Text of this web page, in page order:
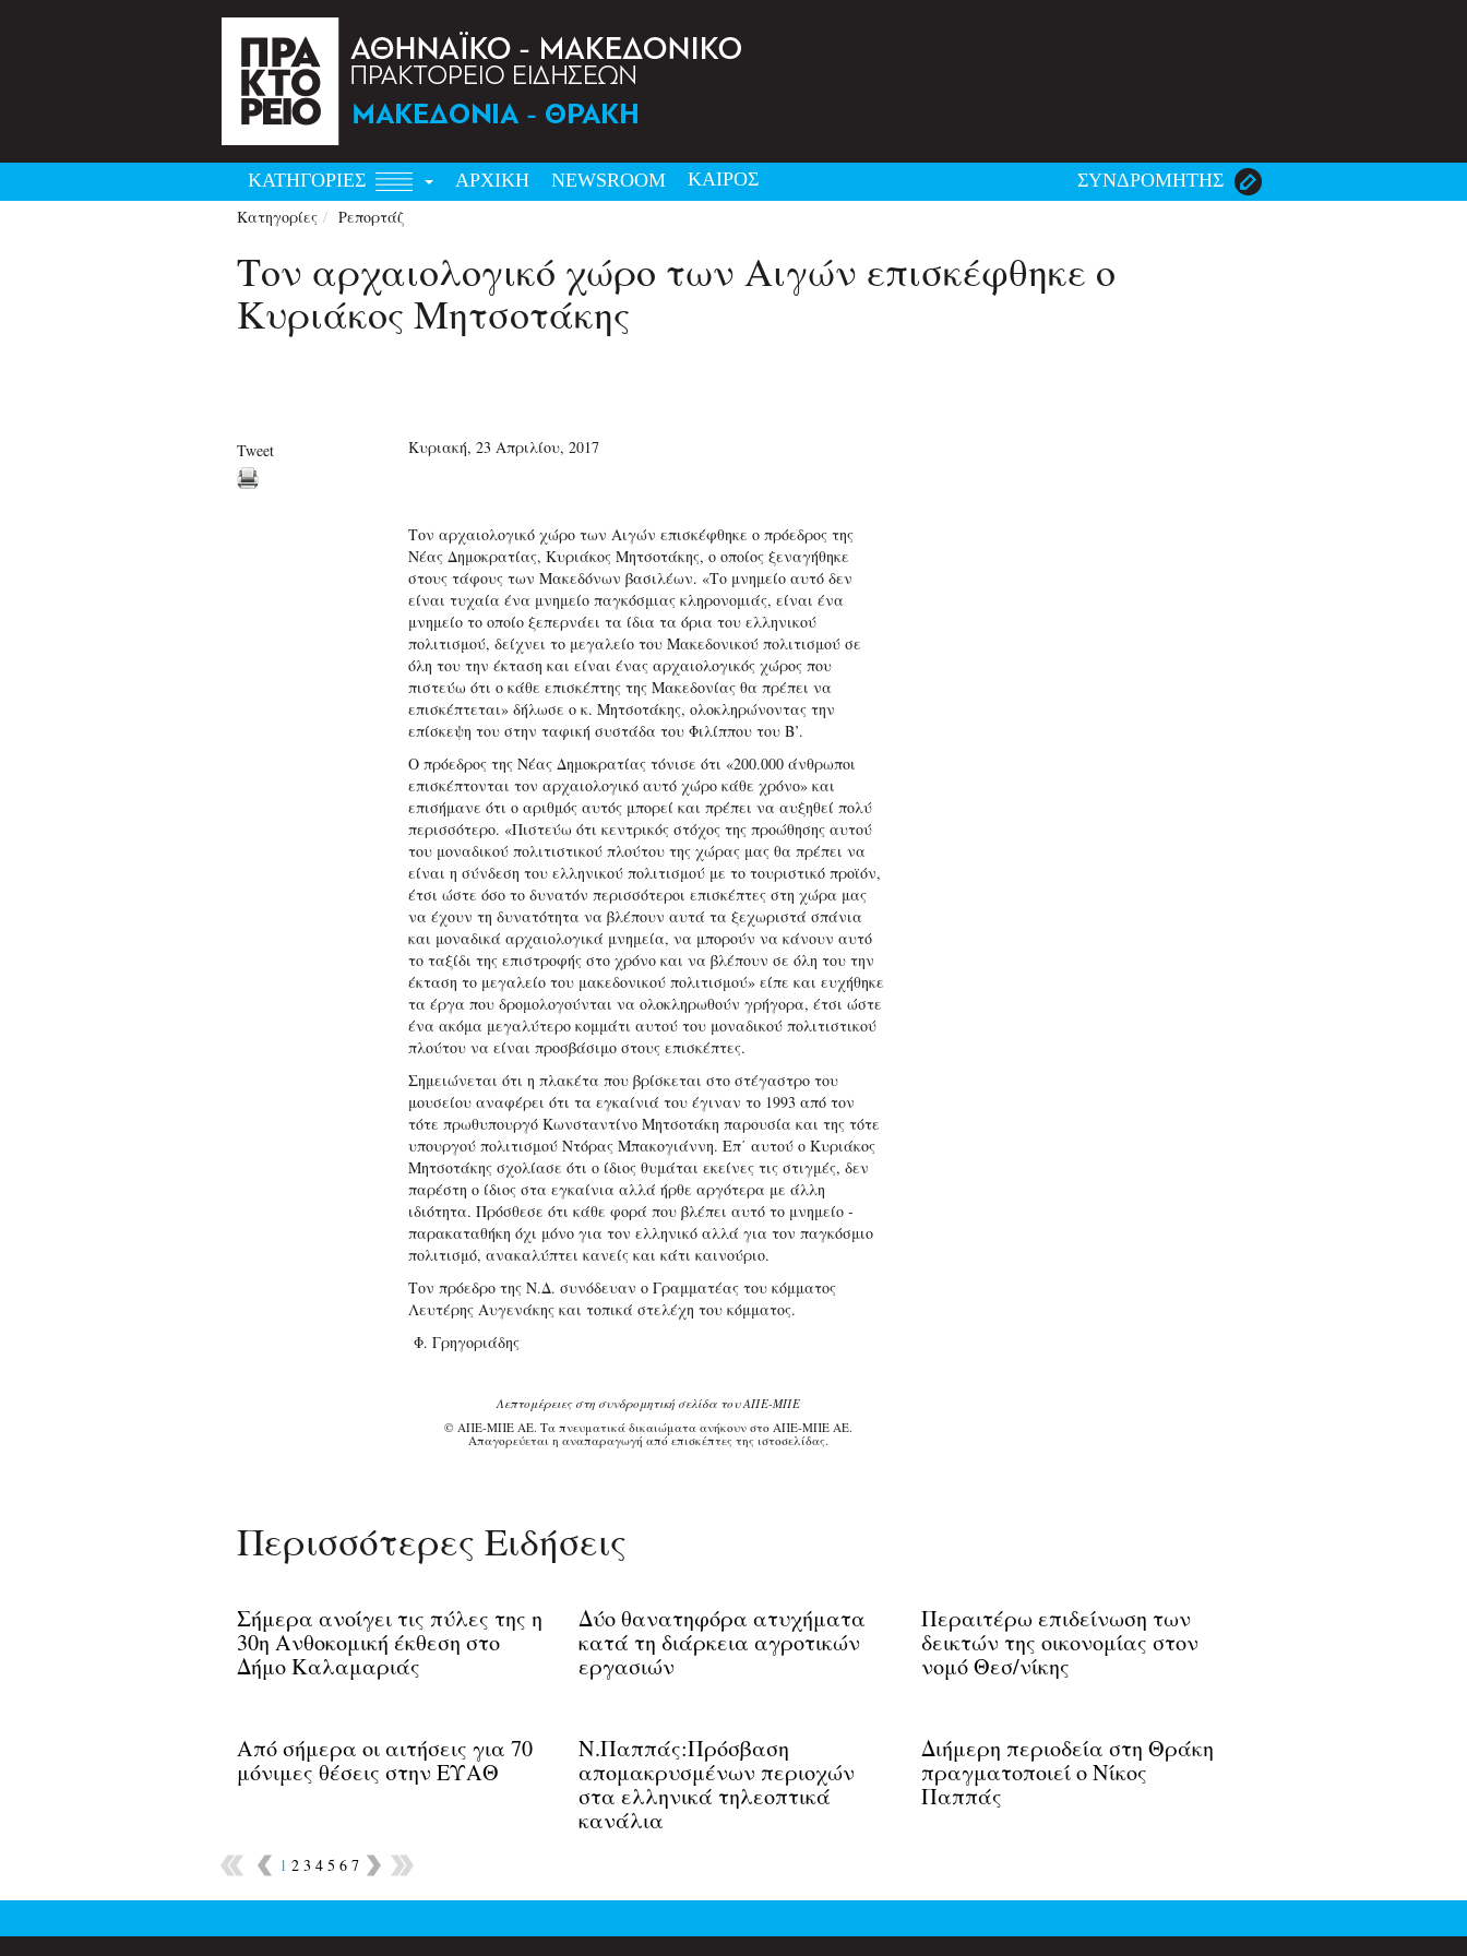
ΚΑΤΗΓΟΡΙΕΣ ΑΡΧΙΚΗ NEWSRΟΟΜ ΚΑΙΡΟΣ ΣΥΝΔΡΟΜΗΤΗΣ
Κατηγορίες Ρεπορτάζ
Τον αρχαιολογικό χώρο των Αιγών επισκέφθηκε ο
Κυριάκος Μητσοτάκης
Tweet Κυριακή, 23 Απριλίου, 2017
Τον αρχαιολογικό χώρο των Αιγών επισκέφθηκε ο πρόεδρος της
Νέας Δημοκρατίας, Κυριάκος Μητσοτάκης, ο οποίος ξεναγήθηκε
στους τάφους των Μακεδόνων βασιλέων. «Το μνημείο αυτό δεν
είναι τυχαία ένα μνημείο παγκόσμιας κληρονομιάς, είναι ένα
μνημείο το οποίο ξεπερνάει τα ίδια τα όρια του ελληνικού
πολιτισμού, δείχνει το μεγαλείο του Μακεδονικού πολιτισμού σε
όλη του την έκταση και είναι ένας αρχαιολογικός χώρος που
πιστεύω ότι ο κάθε επισκέπτης της Μακεδονίας θα πρέπει να
επισκέπτεται» δήλωσε ο κ. Μητσοτάκης, ολοκληρώνοντας την
επίσκεψη του στην ταφική συστάδα του Φιλίππου του Β’.
Ο πρόεδρος της Νέας Δημοκρατίας τόνισε ότι «200.000 άνθρωποι
επισκέπτονται τον αρχαιολογικό αυτό χώρο κάθε χρόνο» και
επισήμανε ότι ο αριθμός αυτός μπορεί και πρέπει να αυξηθεί πολύ
περισσότερο. «Πιστεύω ότι κεντρικός στόχος της προώθησης αυτού
του μοναδικού πολιτιστικού πλούτου της χώρας μας θα πρέπει να
είναι η σύνδεση του ελληνικού πολιτισμού με το τουριστικό προϊόν,
έτσι ώστε όσο το δυνατόν περισσότεροι επισκέπτες στη χώρα μας
να έχουν τη δυνατότητα να βλέπουν αυτά τα ξεχωριστά σπάνια
και μοναδικά αρχαιολογικά μνημεία, να μπορούν να κάνουν αυτό
το ταξίδι της επιστροφής στο χρόνο και να βλέπουν σε όλη του την
έκταση το μεγαλείο του μακεδονικού πολιτισμού» είπε και ευχήθηκε
τα έργα που δρομολογούνται να ολοκληρωθούν γρήγορα, έτσι ώστε
ένα ακόμα μεγαλύτερο κομμάτι αυτού του μοναδικού πολιτιστικού
πλούτου να είναι προσβάσιμο στους επισκέπτες.
Σημειώνεται ότι η πλακέτα που βρίσκεται στο στέγαστρο του
μουσείου αναφέρει ότι τα εγκαίνιά του έγιναν το 1993 από τον
τότε πρωθυπουργό Κωνσταντίνο Μητσοτάκη παρουσία και της τότε
υπουργού πολιτισμού Ντόρας Μπακογιάννη. Επ΄ αυτού ο Κυριάκος
Μητσοτάκης σχολίασε ότι ο ίδιος θυμάται εκείνες τις στιγμές, δεν
παρέστη ο ίδιος στα εγκαίνια αλλά ήρθε αργότερα με άλλη
ιδιότητα. Πρόσθεσε ότι κάθε φορά που βλέπει αυτό το μνημείο -
παρακαταθήκη όχι μόνο για τον ελληνικό αλλά για τον παγκόσμιο
πολιτισμό, ανακαλύπτει κανείς και κάτι καινούριο.
Τον πρόεδρο της Ν.Δ. συνόδευαν ο Γραμματέας του κόμματος
Λευτέρης Αυγενάκης και τοπικά στελέχη του κόμματος.
Φ. Γρηγοριάδης
Λεπτομέρειες στη συνδρομητική σελίδα του ΑΠΕ-ΜΠΕ
© ΑΠΕ-ΜΠΕ ΑΕ. Τα πνευματικά δικαιώματα ανήκουν στο ΑΠΕ-ΜΠΕ ΑΕ.
Απαγορεύεται η αναπαραγωγή από επισκέπτες της ιστοσελίδας.
Περισσότερες Ειδήσεις
Σήμερα ανοίγει τις πύλες της η
30η Ανθοκομική έκθεση στο
Δήμο Καλαμαριάς
Δύο θανατηφόρα ατυχήματα
κατά τη διάρκεια αγροτικών
εργασιών
Περαιτέρω επιδείνωση των
δεικτών της οικονομίας στον
νομό Θεσ/νίκης
Από σήμερα οι αιτήσεις για 70
μόνιμες θέσεις στην ΕΥΑΘ
Ν.Παππάς:Πρόσβαση
απομακρυσμένων περιοχών
στα ελληνικά τηλεοπτικά
κανάλια
Διήμερη περιοδεία στη Θράκη
πραγματοποιεί ο Νίκος
Παππάς
1 2 3 4 5 6 7